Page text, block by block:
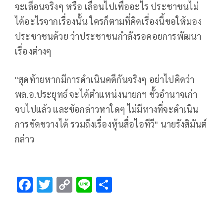
จะเลื่อนจริงๆ หรือ เลื่อนไปเพื่ออะไร ประชาชนไม่
ได้อะไรจากเรื่องนั้น ใครก็ตามที่คิดเรื่องนี้ขอให้มอง
ประชาชนด้วย ว่าประชาชนกำลังรอคอยการพัฒนา
เรื่องต่างๆ
"สุดท้ายหากมีการดำเนินคดีกันจริงๆ อย่าไปคิดว่า
พล.อ.ประยุทธ์ จะได้ตำแหน่งนายกฯ ขั้วอำนาจเก่า
จบไปแล้ว และข้อกล่าวหาใดๆ ไม่มีทางที่จะดำเนิน
การขัดขวางได้ รวมถึงเรื่องหุ้นสื่อไอทีวี" นายรังสิมันต์
กล่าว
F T C Li